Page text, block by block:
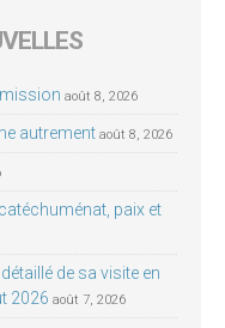
août 8, 2026
autrement août 8, 2026
paix et
de sa visite en
2026 août 7, 2026